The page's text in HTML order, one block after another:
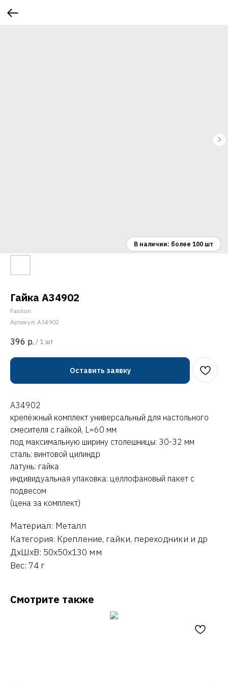
Гайка A34902
Fashun
Артикул: A34902
396 р. / 1 шт
Оставить заявку
A34902
крепёжный комплект универсальный для настольного
смесителя с гайкой, L=60 мм
под максимальную ширину столешницы: 30-32 мм
сталь: винтовой цилиндр
латунь: гайка
индивидуальная упаковка: целлофановый пакет с
подвесом
(цена за комплект)
Материал: Металл
Категория: Крепление, гайки, переходники и др
ДxШxВ: 50x50x130 мм
Вес: 74 г
Смотрите также